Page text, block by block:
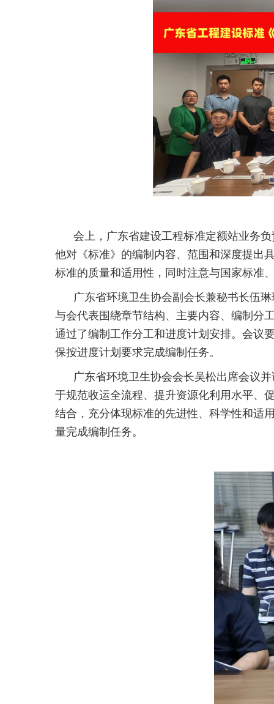
会上，广东省建设工程标准定额站业务
他对《标准》的编制内容、范围和深度提出
标准的质量和适用性，同时注意与国家标准
广东省环境卫生协会副会长兼秘书长伍
与会代表围绕章节结构、主要内容、编制分
通过了编制工作分工和进度计划安排。会议
保按进度计划要求完成编制任务。
广东省环境卫生协会会长吴松出席会议
于规范收运全流程、提升资源化利用水平、
结合，充分体现标准的先进性、科学性和适
量完成编制任务。